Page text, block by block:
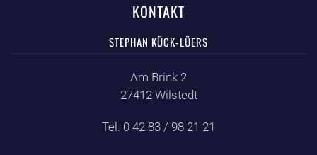
KONTAKT
STEPHAN KÜCK-LÜERS
Am Brink 2
27412 Wilstedt
Tel. 0 42 83 / 98 21 21